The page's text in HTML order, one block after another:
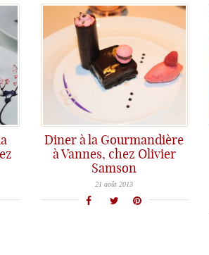
Diner à la Gourmandière
à Vannes, chez Olivier
Samson
La Gourmandière chez Olivier Samson à Vannes: un excellent dîner, des produits magnifiques pour un très beau rapport qualité prix
21 août 2013